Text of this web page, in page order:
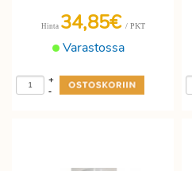
Varastossa
Hinta 34,85€ / PKT
-
+